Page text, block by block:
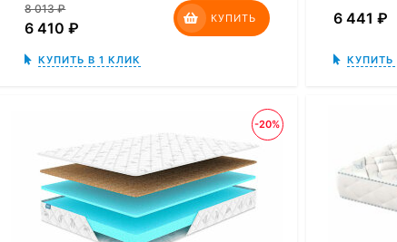
8 013₽
6 410₽
КУПИТЬ
КУПИТЬ В 1 КЛИК
6 441 ₽
КУПИТЬ
-20%